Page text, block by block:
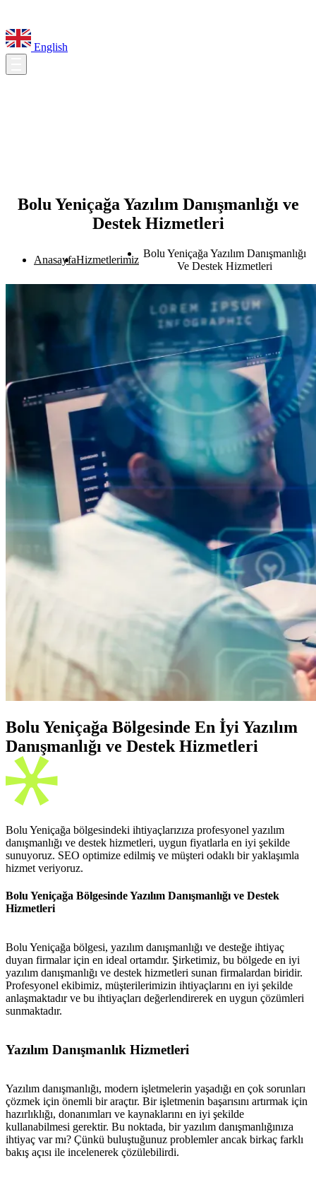
English
Bolu Yeniçağa Yazılım Danışmanlığı ve
Destek Hizmetleri
AnasayfaHizmetlerimiz
Bolu Yeniçağa Yazılım Danışmanlığı
Ve Destek Hizmetleri
Bolu Yeniçağa Bölgesinde En İyi Yazılım
Danışmanlığı ve Destek Hizmetleri
Bolu Yeniçağa bölgesindeki ihtiyaçlarızıza profesyonel yazılım
danışmanlığı ve destek hizmetleri, uygun fiyatlarla en iyi şekilde
sunuyoruz. SEO optimize edilmiş ve müşteri odaklı bir yaklaşımla
hizmet veriyoruz.
Bolu Yeniçağa Bölgesinde Yazılım Danışmanlığı ve Destek
Hizmetleri
Bolu Yeniçağa bölgesi, yazılım danışmanlığı ve desteğe ihtiyaç
duyan firmalar için en ideal ortamdır. Şirketimiz, bu bölgede en iyi
yazılım danışmanlığı ve destek hizmetleri sunan firmalardan biridir.
Profesyonel ekibimiz, müşterilerimizin ihtiyaçlarını en iyi şekilde
anlaşmaktadır ve bu ihtiyaçları değerlendirerek en uygun çözümleri
sunmaktadır.
Yazılım Danışmanlık Hizmetleri
Yazılım danışmanlığı, modern işletmelerin yaşadığı en çok sorunları
çözmek için önemli bir araçtır. Bir işletmenin başarısını artırmak için
hazırlıklığı, donanımları ve kaynaklarını en iyi şekilde
kullanabilmesi gerektir. Bu noktada, bir yazılım danışmanlığınıza
ihtiyaç var mı? Çünkü buluştuğunuz problemler ancak birkaç farklı
bakış açısı ile incelenerek çözülebilirdi.